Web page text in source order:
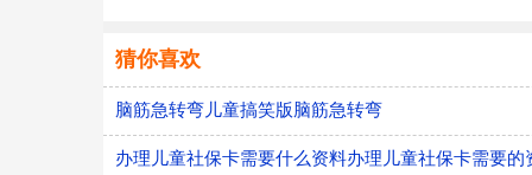
猜你喜欢
脑筋急转弯儿童搞笑版脑筋急转弯
办理儿童社保卡需要什么资料办理儿童社保卡需要的